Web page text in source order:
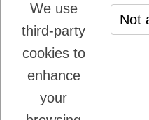
No news
Newsletter
You may unsubscribe
purpose, please find
notice.
We use
third-party
cookies to
enhance
your
Not